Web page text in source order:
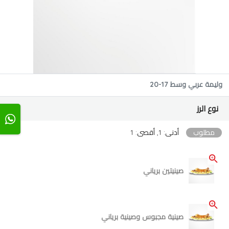
وليمة عربي وسط 17-20
نوع الرز
مطلوب أدنى: 1, أقصى: 1
صينيتين برياني
صينية مجبوس وصينية برياني